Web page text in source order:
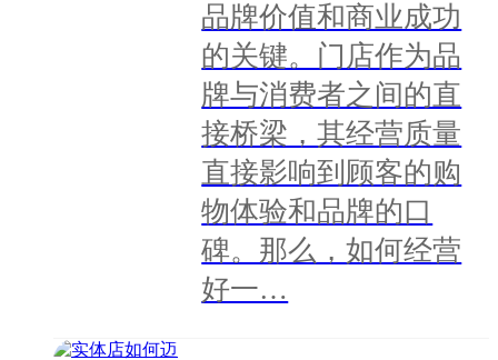
品牌价值和商业成功
的关键。门店作为品
牌与消费者之间的直
接桥梁，其经营质量
直接影响到顾客的购
物体验和品牌的口
碑。那么，如何经营
好一…